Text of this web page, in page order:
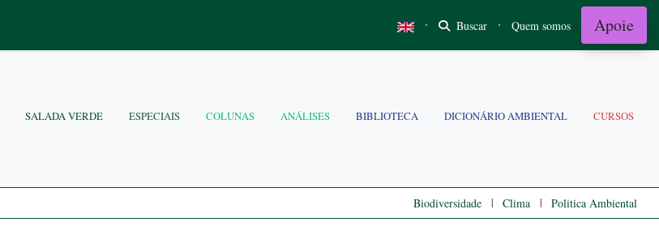
· Buscar · Quem somos Apoie
SALADA VERDE ESPECIAIS COLUNAS ANÁLISES BIBLIOTECA DICIONÁRIO AMBIENTAL CURSOS
Biodiversidade | Clima | Politica Ambiental